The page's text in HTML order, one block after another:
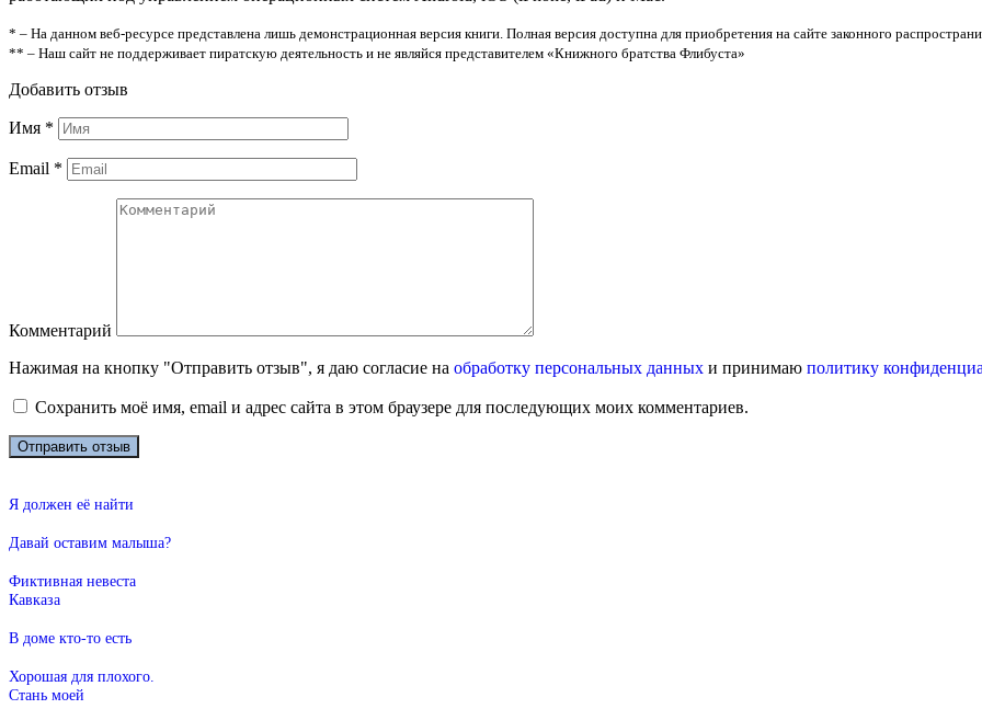
* – На данном веб-ресурсе представлена лишь демонстрационная версия книги. Полная версия доступна для приобретения на сайте законного
** – Наш сайт не поддерживает пиратскую деятельность и не являйся представителем «Книжного братства Флибуста»
Добавить отзыв
Имя *
Email *
Комментарий
Нажимая на кнопку "Отправить отзыв", я даю согласие на обработку персональных данных и принимаю политику
Сохранить моё имя, email и адрес сайта в этом браузере для последующих моих комментариев.
Я должен её найти
Давай оставим малыша?
Фиктивная невеста
Кавказа
В доме кто-то есть
Хорошая для плохого.
Стань моей